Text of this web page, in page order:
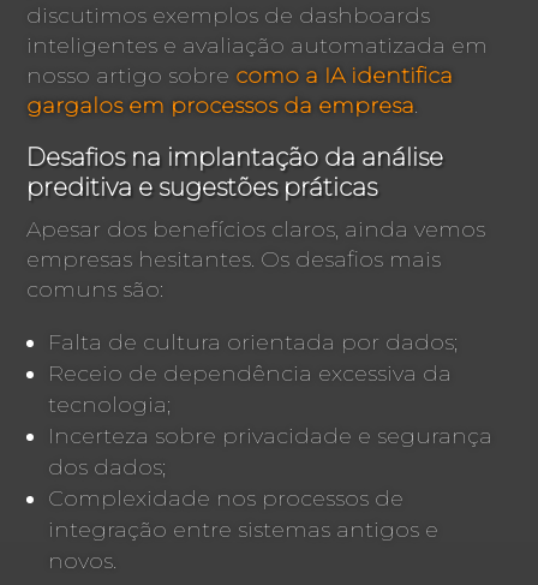
discutimos exemplos de dashboards
inteligentes e avaliação automatizada em
nosso artigo sobre como a IA identifica
gargalos em processos da empresa.
Desafios na implantação da análise
preditiva e sugestões práticas
Apesar dos benefícios claros, ainda vemos
empresas hesitantes. Os desafios mais
comuns são:
Falta de cultura orientada por dados;
Receio de dependência excessiva da
tecnologia;
Incerteza sobre privacidade e segurança
dos dados;
Complexidade nos processos de
integração entre sistemas antigos e
novos.